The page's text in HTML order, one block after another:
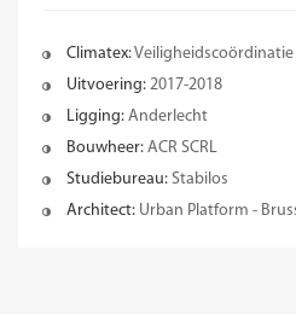
Climatex:Veiligheidscoördinatie
Uitvoering: 2017-2018
Ligging: Anderlecht
Bouwheer: ACR SCRL
Studiebureau: Stabilos
Architect: Urban Platform -